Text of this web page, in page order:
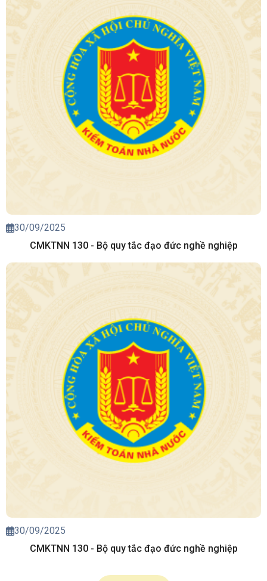
30/09/2025
CMKTNN 130 - Bộ quy tắc đạo đức nghề nghiệp
30/09/2025
CMKTNN 130 - Bộ quy tắc đạo đức nghề nghiệp